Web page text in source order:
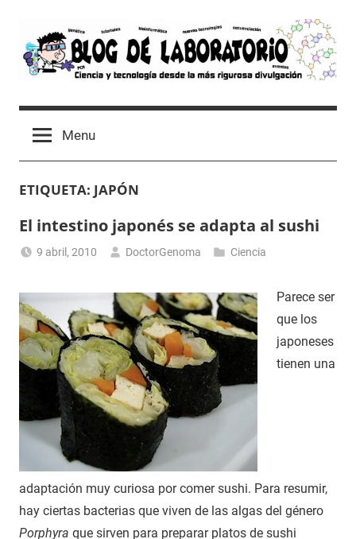
content
Blog
de
Laboratorio
Tutoriales,
Ocio
un
Laboratorio
Molecular
Menu
ETIQUETA: JAPÓN
El intestino japonés se adapta al sushi
9 abril, 2010 DoctorGenoma Ciencia
Parece ser
que los
japoneses
tienen una
adaptación muy curiosa por comer sushi. Para resumir,
hay ciertas bacterias que viven de las algas del género
Porphyra que sirven para preparar platos de sushi